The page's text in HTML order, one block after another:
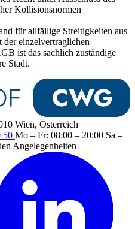
Kollisionsnormen
für allfällige Streitigkeiten aus
der einzelvertraglichen
ist das sachlich zuständige
Stadt.
Wien, Österreich
50 Mo – Fr: 08:00 – 20:00 Sa –
Angelegenheiten